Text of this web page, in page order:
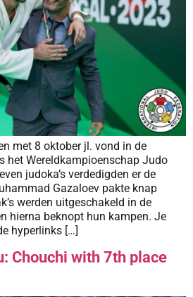
met 8 oktober jl. vond in de
het Wereldkampioenschap Judo
judoka’s verdedigden er de
Gazaloev pakte knap
werden uitgeschakeld in de
hierna beknopt hun kampen. Je
hyperlinks […]
Chouchi with 7th place